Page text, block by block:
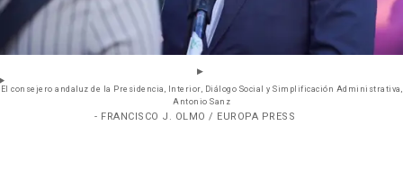
El consejero andaluz de la Presidencia, Interior, Diálogo Social y Simplificación Administrativa,
Antonio Sanz
- FRANCISCO J. OLMO / EUROPA PRESS